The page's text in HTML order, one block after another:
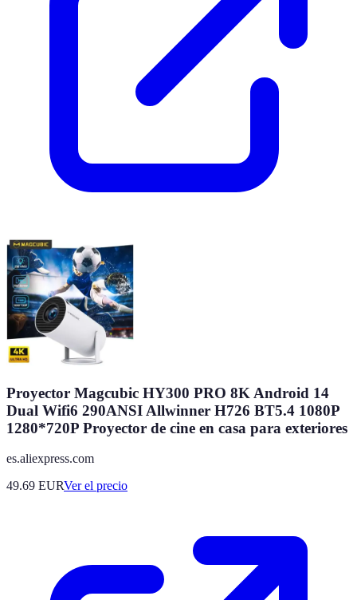
Proyector Magcubic HY300 PRO 8K Android 14
Dual Wifi6 290ANSI Allwinner H726 BT5.4 1080P
1280*720P Proyector de cine en casa para exteriores
es.aliexpress.com
49.69 EURVer el precio